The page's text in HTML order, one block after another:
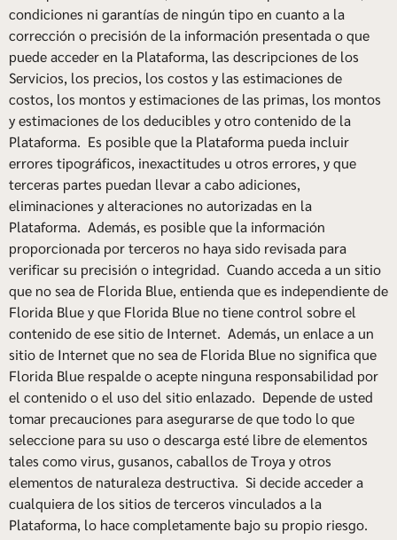
condiciones ni garantías de ningún tipo en cuanto a la
corrección o precisión de la información presentada o que
puede acceder en la Plataforma, las descripciones de los
Servicios, los precios, los costos y las estimaciones de
costos, los montos y estimaciones de las primas, los montos
y estimaciones de los deducibles y otro contenido de la
Plataforma. Es posible que la Plataforma pueda incluir
errores tipográficos, inexactitudes u otros errores, y que
terceras partes puedan llevar a cabo adiciones,
eliminaciones y alteraciones no autorizadas en la
Plataforma. Además, es posible que la información
proporcionada por terceros no haya sido revisada para
verificar su precisión o integridad. Cuando acceda a un sitio
que no sea de Florida Blue, entienda que es independiente de
Florida Blue y que Florida Blue no tiene control sobre el
contenido de ese sitio de Internet. Además, un enlace a un
sitio de Internet que no sea de Florida Blue no significa que
Florida Blue respalde o acepte ninguna responsabilidad por
el contenido o el uso del sitio enlazado. Depende de usted
tomar precauciones para asegurarse de que todo lo que
seleccione para su uso o descarga esté libre de elementos
tales como virus, gusanos, caballos de Troya y otros
elementos de naturaleza destructiva. Si decide acceder a
cualquiera de los sitios de terceros vinculados a la
Plataforma, lo hace completamente bajo su propio riesgo.